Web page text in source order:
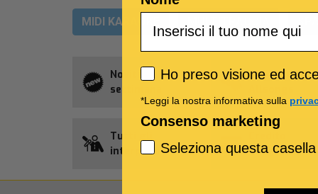
MIDI KARAOKE
Novità della
settimana
Tutti gli
interpreti
Songnet
Privacy policy
Ho preso visione ed
*Leggi la nostra informativa sulla
Consenso marketing
Seleziona questa